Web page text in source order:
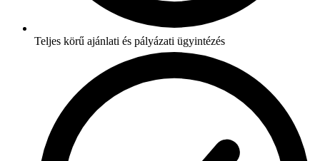
Teljes körű ajánlati és pályázati ügyintézés